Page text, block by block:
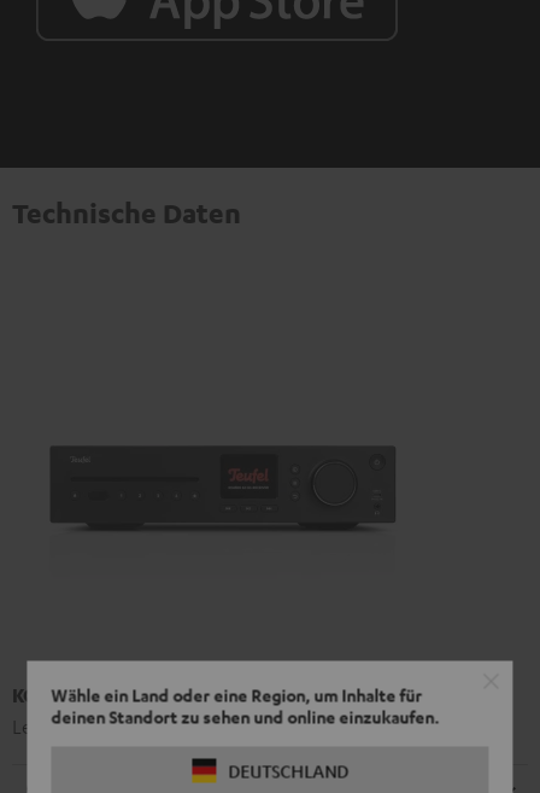
Wähle ein Land oder eine Region, um Inhalte für
deinen Standort zu sehen und online einzukaufen.
DEUTSCHLAND
Technische Daten
KOMBO 62 Mk2 CD-Receiver
Leistungsstarker 2.1-CD-Receiver der 2. Generation